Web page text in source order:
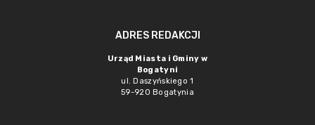
ADRES REDAKCJI
Urząd Miasta i Gminy w
Bogatyni
ul. Daszyńskiego 1
59-920 Bogatynia